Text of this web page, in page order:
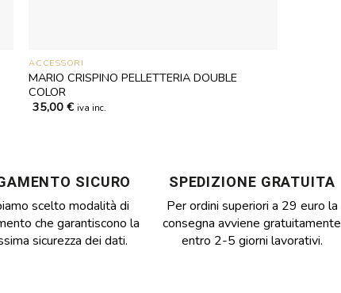
ACCESSORI
MARIO CRISPINO PELLETTERIA DOUBLE
COLOR
35,00 € iva inc.
SICURO
scelto modalità di
che garantiscono la
sicurezza dei dati.
SPEDIZIONE GRATUITA
Per ordini superiori a 29 euro la
consegna avviene gratuitamente
entro 2-5 giorni lavorativi.